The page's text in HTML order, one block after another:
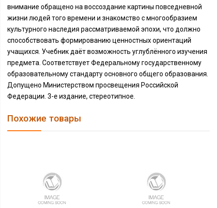
внимание обращено на воссоздание картины повседневной
жизни людей того времени и знакомство с многообразием
культурного наследия рассматриваемой эпохи, что должно
способствовать формированию ценностных ориентаций
учащихся. Учебник даёт возможность углублённого изучения
предмета. Соответствует Федеральному государственному
образовательному стандарту основного общего образования.
Допущено Министерством просвещения Российской
Федерации. 3-е издание, стереотипное.
Похожие товары